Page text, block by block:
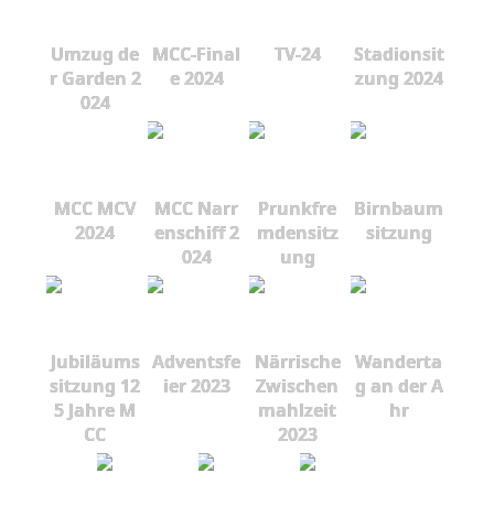
Umzug de
r Garden 2
024
MCC-Final
e 2024
TV-24
Stadionsit
zung 2024
MCC MCV
2024
MCC Narr
enschiff 2
024
Prunkfre
mdensitz
ung
Birnbaum
sitzung
Jubiläums
sitzung 12
5 Jahre M
CC
Adventsfe
ier 2023
Närrische
Zwischen
mahlzeit
2023
Wanderta
g an der A
hr